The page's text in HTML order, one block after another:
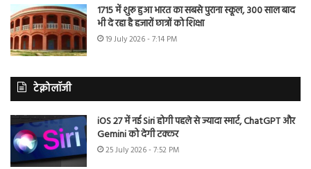
1715 में शुरू हुआ भारत का सबसे पुराना स्कूल, 300 साल बाद
भी दे रहा है हजारों छात्रों को शिक्षा
19 July 2026 - 7:14 PM
टेक्नोलॉजी
iOS 27 में नई Siri होगी पहले से ज्यादा स्मार्ट, ChatGPT और
Gemini को देगी टक्कर
25 July 2026 - 7:52 PM